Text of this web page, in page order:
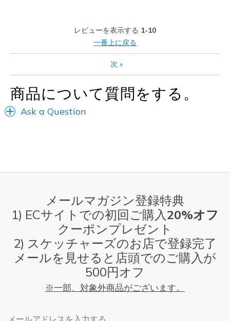
Shoes are for Wearing
レビューを表示する 1-10
一番上に戻る
次 »
商品について質問をする。
Ask a Question
メールマガジン登録特典
1) ECサイトでの初回ご購入20%オフ
クーポンプレゼント
2) スケッチャーズのお店で登録完了
メールを見せると店頭でのご購入が
500円オフ
※一部、対象外商品がございます。
メールアドレス